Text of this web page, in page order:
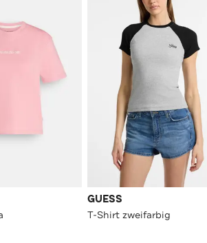
GUESS
T-Shirt zweifarbig